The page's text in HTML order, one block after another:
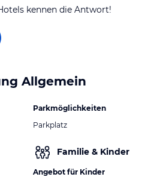
kennen die Antwort!
Allgemein
Parkmöglichkeiten
Parkplatz
Familie & Kinder
Angebot für Kinder